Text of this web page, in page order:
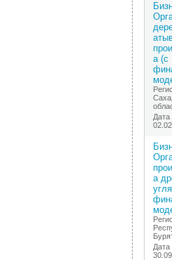
а (с
а